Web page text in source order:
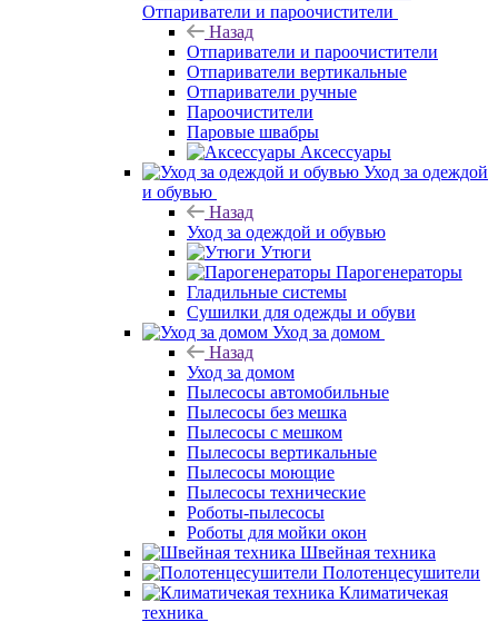
Отпариватели и пароочистители
Назад
Отпариватели и пароочистители
Отпариватели вертикальные
Отпариватели ручные
Пароочистители
Паровые швабры
Аксессуары
Уход за одеждой
и обувью
Назад
Уход за одеждой и обувью
Утюги
Парогенераторы
Гладильные системы
Сушилки для одежды и обуви
Уход за домом
Назад
Уход за домом
Пылесосы автомобильные
Пылесосы без мешка
Пылесосы с мешком
Пылесосы вертикальные
Пылесосы моющие
Пылесосы технические
Роботы-пылесосы
Роботы для мойки окон
Швейная техника
Полотенцесушители
Климатичекая
техника